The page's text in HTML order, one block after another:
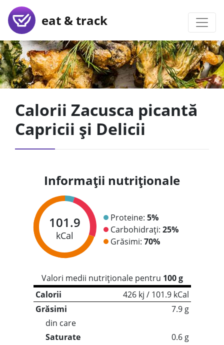
eat & track
Calorii Zacusca picantă
Capricii și Delicii
Informații nutriționale
101.9
kCal
Proteine: 5%
Carbohidrați: 25%
Grăsimi: 70%
Valori medii nutriționale pentru 100 g
Calorii
426 kj / 101.9 kCal
Grăsimi
7.9 g
din care
Saturate
0.6 g